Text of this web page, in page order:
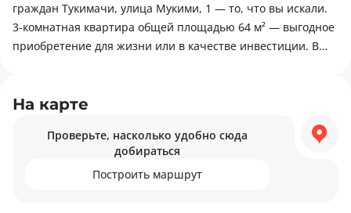
граждан Тукимачи, улица Мукими, 1 — то, что вы искали.
3-комнатная квартира общей площадью 64 м² — выгодное
приобретение для жизни или в качестве инвестиции. В
необходимое: торговые центры, зелёные зоны,
На карте
Проверьте, насколько удобно сюда
добираться
Построить маршрут